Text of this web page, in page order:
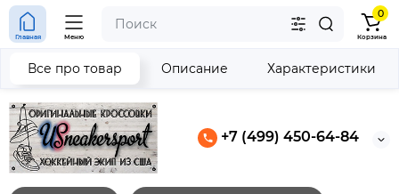
+7 (499) 450-64-84
Главная Меню
0
Корзина
Все про товар Описание Характеристики